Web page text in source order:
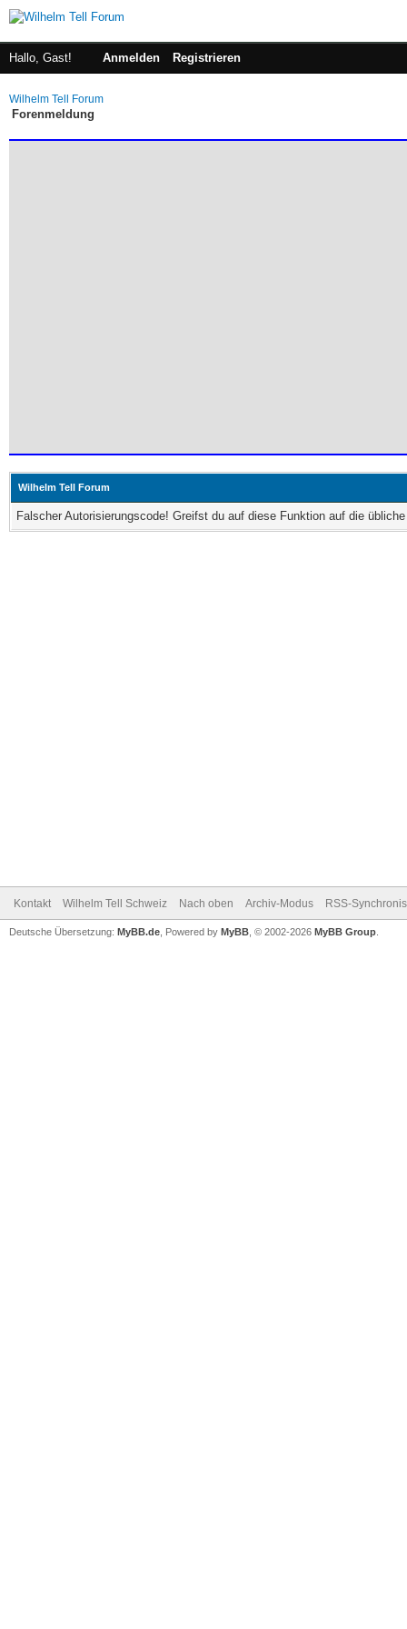
Hallo, Gast! Anmelden Registrieren
Wilhelm Tell Forum
Forenmeldung
Wilhelm Tell Forum
Falscher Autorisierungscode! Greifst du auf diese Funktion auf die
Kontakt Wilhelm Tell Schweiz Nach oben Archiv-Modus RSS-
Deutsche Übersetzung: MyBB.de , Powered by MyBB , © 2002-2026 MyBB Group